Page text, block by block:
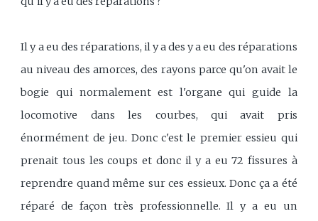
Il y a eu des réparations, il y a des y a eu des réparations
au niveau des amorces, des rayons parce qu'on avait le
bogie qui normalement est l'organe qui guide la
locomotive dans les courbes, qui avait pris
énormément de jeu. Donc c'est le premier essieu qui
prenait tous les coups et donc il y a eu 72 fissures à
reprendre quand même sur ces essieux. Donc ça a été
réparé de façon très professionnelle. Il y a eu un